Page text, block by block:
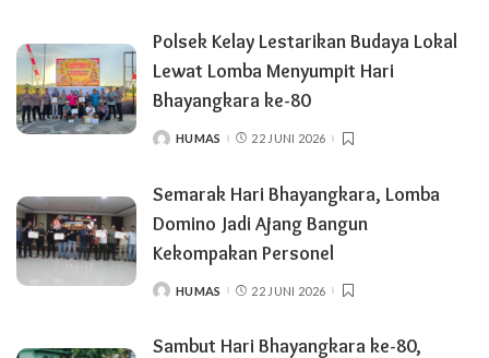
Polsek Kelay Lestarikan Budaya Lokal
Lewat Lomba Menyumpit Hari
Bhayangkara ke-80
POSTED
HUMAS 22 JUNI 2026
Semarak Hari Bhayangkara, Lomba
Domino Jadi Ajang Bangun
Kekompakan Personel
POSTED
HUMAS 22 JUNI 2026
Sambut Hari Bhayangkara ke-80,